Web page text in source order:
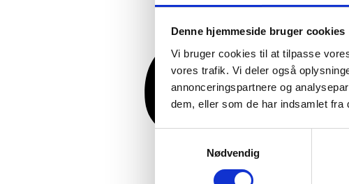
Denne hjemmeside bruger cookies
Vi bruger cookies til at tilpasse
vores trafik. Vi deler også
annonceringspartnere og
dem, eller som de har indsamlet fra
Nødvendig